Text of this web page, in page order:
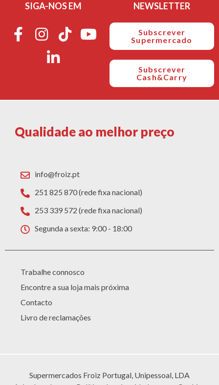
SIGA-NOS EM NEWSLETTER
Subscrever
Supermercado
Subscrever
Cash&Carry
Qualidade ao melhor preço
info@froiz.pt
251 825 870 (rede fixa nacional)
253 339 572 (rede fixa nacional)
Segunda a sexta: 9:00 - 18:00
Trabalhe connosco
Encontre a sua loja mais próxima
Contacto
Livro de reclamações
Supermercados Froiz Portugal, Unipessoal, LDA